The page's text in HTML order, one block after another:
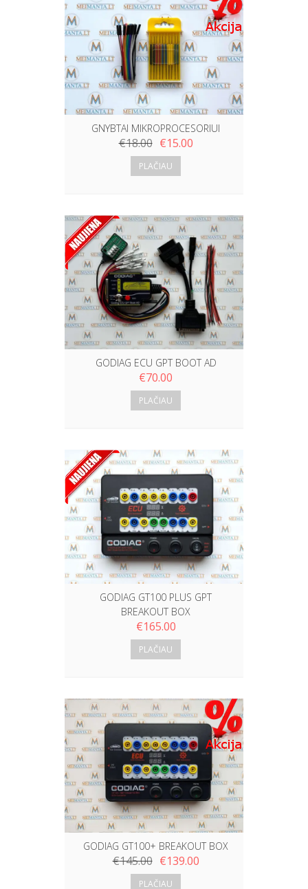
GNYBTAI MIKROPROCESORIUI
€18.00 €15.00
PLAČIAU
GODIAG ECU GPT BOOT AD
€70.00
PLAČIAU
GODIAG GT100 PLUS GPT
BREAKOUT BOX
€165.00
PLAČIAU
GODIAG GT100+ BREAKOUT BOX
€145.00 €139.00
PLAČIAU